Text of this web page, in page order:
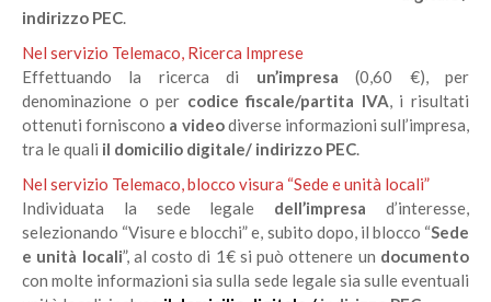
indirizzo PEC.
Nel servizio Telemaco, Ricerca Imprese
Effettuando la ricerca di un’impresa(0,60 €), per
denominazione o per codice fiscale/partita IVA, i risultati
ottenuti forniscono a videodiverse informazioni sull’impresa,
tra le quali il domicilio digitale/ indirizzo PEC.
Nel servizio Telemaco, blocco visura “Sede e unità locali”
Individuata la sede legale dell’impresa d’interesse,
selezionando “Visure e blocchi” e, subito dopo, il blocco “Sede
e unità locali”, al costo di 1€ si può ottenere un documento
con molte informazioni sia sulla sede legale sia sulle eventuali